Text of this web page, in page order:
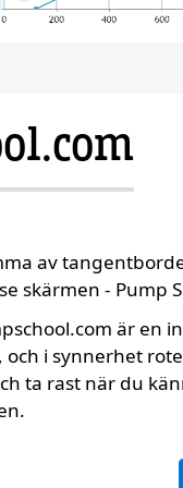
av
skärmen - Pump
är en
och i synnerhet
ta rast när du